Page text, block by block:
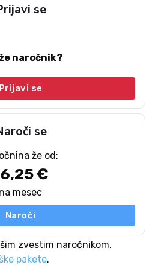
se
naročnik?
Prijavi se
se
že od:
€
na mesec
Naroči
zvestim naročnikom.
pakete.